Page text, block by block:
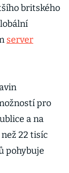
britského
server
pro
a na
22 tisíc
pohybuje